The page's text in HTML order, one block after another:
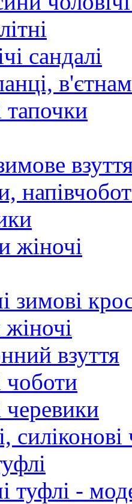
сандалі
тапочки
жіночі
зимові
взуття
чоботи
черевики
туфлі -